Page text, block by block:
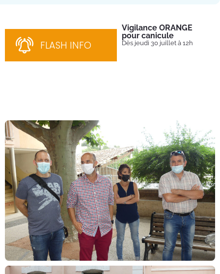
FLASH INFO
Vigilance ORANGE
pour canicule
Dès jeudi 30 juillet à 12h